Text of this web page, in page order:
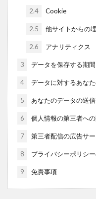
2.4 Cookie
2.5 他サイトからの
2.6 アナリティクス
3 データを保存する期間
4 データに対するあな
5 あなたのデータの送
6 個人情報の第三者へ
7 第三者配信の広告サ
8 プライバシーポリシ
9 免責事項